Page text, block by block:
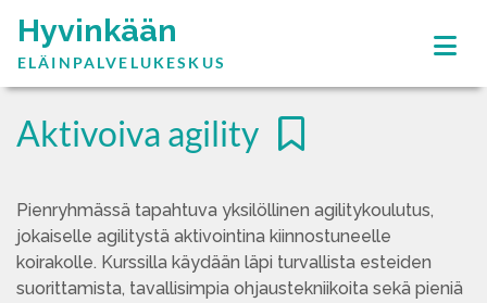
Hyvinkään
ELÄINPALVELUKESKUS
Aktivoiva agility
Pienryhmässä tapahtuva yksilöllinen agilitykoulutus,
jokaiselle agilitystä aktivointina kiinnostuneelle
koirakolle. Kurssilla käydään läpi turvallista esteiden
suorittamista, tavallisimpia ohjaustekniikoita sekä pieniä